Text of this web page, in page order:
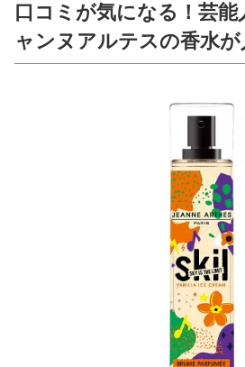
口コミが気になる！芸
ャンヌアルテスの香水が